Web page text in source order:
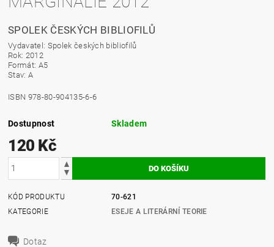
SPOLEK ČESKÝCH BIBLIOFILŮ
Vydavatel: Spolek českých bibliofilů
Rok: 2012
Formát: A5
Stav: A
ISBN 978-80-904135-6-6
Dostupnost Skladem
120 Kč
KÓD PRODUKTU
70-621
KATEGORIE
ESEJE A LITERÁRNÍ TEORIE
Dotaz